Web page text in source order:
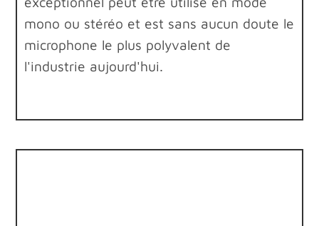
mono ou stéréo et est sans aucun doute le
microphone le plus polyvalent de
l'industrie aujourd'hui.